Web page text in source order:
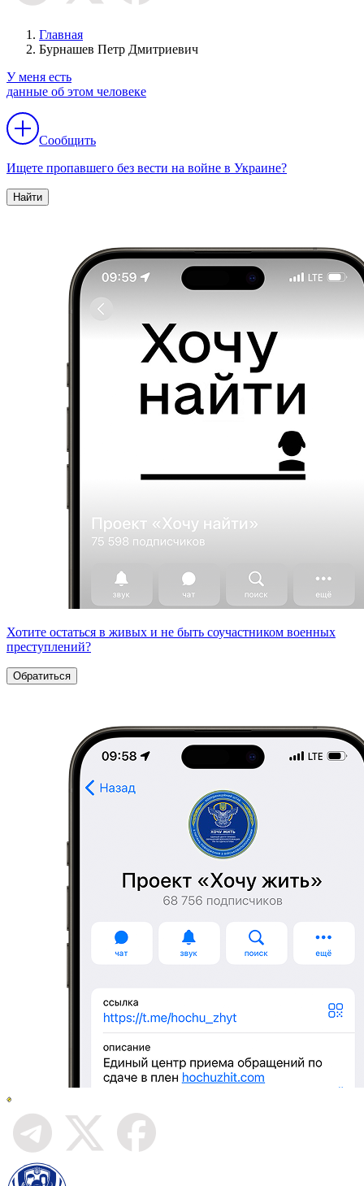
Главная
Бурнашев Петр Дмитриевич
У меня есть
данные об этом человеке
Сообщить
Ищете пропавшего без вести на войне в Украине?
Найти
Хотите остаться в живых и не быть соучастником военных
преступлений?
Обратиться